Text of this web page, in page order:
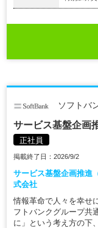
ソフトバ
サービス基盤企画
正社員
掲載終了日：2026/9/2
サービス基盤企画推進
式会社
情報革命で人々を幸せ
フトバンクグループ共
に」という考え方の下